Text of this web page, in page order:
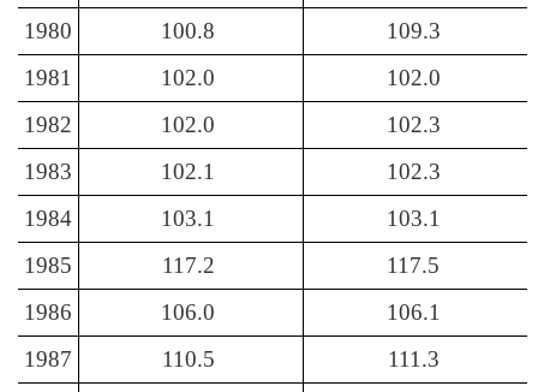
1980
100.8
109.3
1981
102.0
102.0
1982
102.0
102.3
1983
102.1
102.3
1984
103.1
103.1
1985
117.2
117.5
1986
106.0
106.1
1987
110.5
111.3